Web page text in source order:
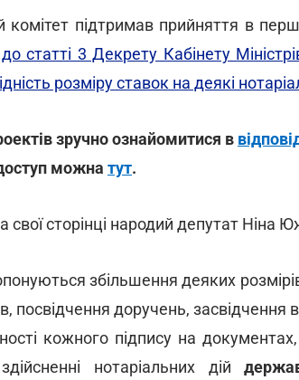
комітет підтримав прийняття в
статті 3 Декрету Кабінету
розміру ставок на деякі
зручно ознайомитися в
можна тут.
свої сторінці народий депутат Ніна
збільшення деяких
посвідчення доручень, засвідчення
кожного підпису на
нотаріальних дій